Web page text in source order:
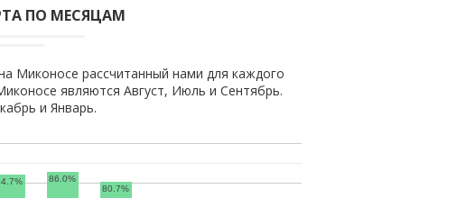
ПО МЕСЯЦАМ
Миконосе рассчитанный нами для каждого
являются Август, Июль и Сентябрь.
и Январь.
86.0%
80.7%